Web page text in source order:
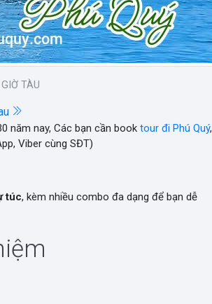
TÀU
năm nay, Các bạn cần book tour đi Phú Quý,
Viber cùng SĐT)
túc, kèm nhiều combo đa dạng để bạn dễ